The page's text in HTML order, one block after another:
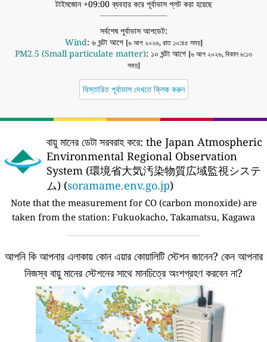
টাইমজোন +09:00 ব্যবহার করে পূর্বাভাস প্লট করা হয়েছে
সর্বশেষ পূর্বাভাস আপডেট:
Wind: ৬ ঘন্টা আগে [৬ আগ ২০২৬, রাত ১০:৪৫ সময়]
PM2.5 (Small particulate matter): ১০ ঘন্টা আগে [৬ আগ ২০২৬, বিকাল ৬:১৩
সময়]
বিস্তারিত পূর্বাভাস দেখতে ক্লিক করুন
বায়ু মানের ডেটা সরবরাহ করে: the Japan Atmospheric
Environmental Regional Observation
System (環境省大気汚染物質広域監視システ
ム) (soramame.env.go.jp)
Note that the measurement for CO (carbon monoxide) are
taken from the station: Fukuokacho, Takamatsu, Kagawa
আপনি কি আপনার এলাকায় কোন এয়ার কোয়ালিটি স্টেশন জানেন? কেন আপনার
নিজস্ব বায়ু মানের স্টেশনের সাথে মানচিত্রে অংশগ্রহণ করবেন না?